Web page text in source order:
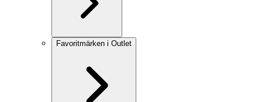
Favoritmärken i Outlet